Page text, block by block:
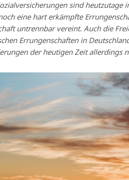
sind heutzutage
eine hart erkämpfte
untrennbar vereint. Auch die
Errungenschaften in
der heutigen Zeit allerdings